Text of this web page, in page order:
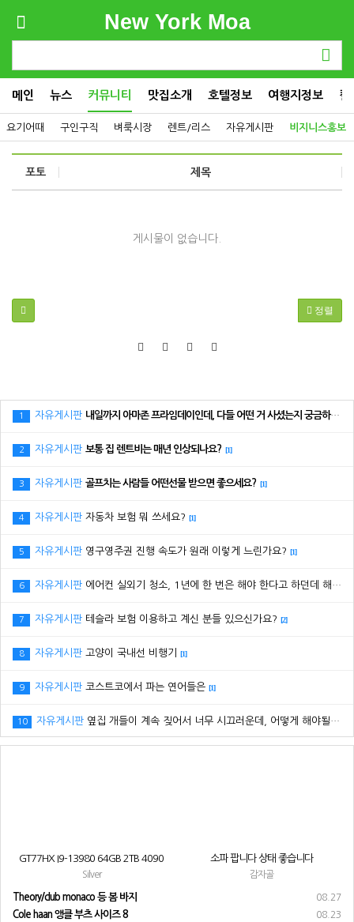
New York Moa
메인 뉴스 커뮤니티 맛집소개 호텔정보 여행지정보 컬
요기어때 구인구직 벼룩시장 렌트/리스 자유게시판 비지니스홍보
포토 제목
게시물이 없습니다.
정렬
1 자유게시판 내일까지 아마존 프라임데이인데, 다들 어떤 거 사셨는지 궁금하네요.
2 자유게시판 보통 집 렌트비는 매년 인상되나요? [1]
3 자유게시판 골프치는 사람들 어떤선물 받으면 좋으세요? [1]
4 자유게시판 자동차 보험 뭐 쓰세요? [1]
5 자유게시판 영구영주권 진행 속도가 원래 이렇게 느린가요? [1]
6 자유게시판 에어컨 실외기 청소, 1년에 한 번은 해야 한다고 하던데 해보신 분 있으세요?
7 자유게시판 테슬라 보험 이용하고 계신 분들 있으신가요? [2]
8 자유게시판 고양이 국내선 비행기 [1]
9 자유게시판 코스트코에서 파는 연어들은 [1]
10 자유게시판 옆집 개들이 계속 짖어서 너무 시끄러운데, 어떻게 해야될까요? ㅠㅠ
GT77HX I9-13980 64GB 2TB 4090
Silver
소파 팝니다 상태 좋습니다
감자골
08.27
Theory/club monaco 등 봄 바지
08.23
Cole haan 앵클 부츠 사이즈 8